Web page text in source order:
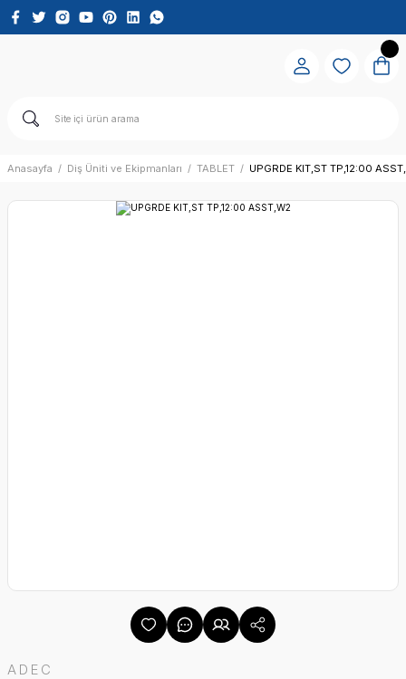
Anasayfa Diş Üniti ve Ekipmanları TABLET UPGRDE KIT,ST TP,12:00
ADEC